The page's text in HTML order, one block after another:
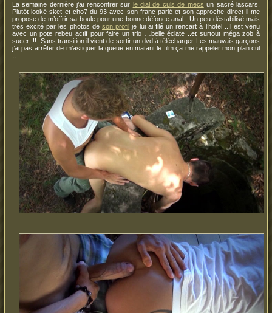
La semaine dernière j’ai rencontrer sur le dial de culs de mecs un sacré lascars.
Plutôt looké sket et cho7 du 93 avec son franc parlé et son approche direct il me
propose de m’offrir sa boule pour une bonne défonce anal ..Un peu déstabilisé mais
très excité par les photos de son profil je lui ai filé un rencart à l’hotel ..Il est venu
avec un pote rebeu actif pour faire un trio …belle éclate ..et surtout méga zob à
sucer !!! Sans transition il vient de sortir un dvd à télécharger Les mauvais garçons
j’ai pas arrêter de m’astiquer la queue en matant le film ça me rappeler mon plan cul